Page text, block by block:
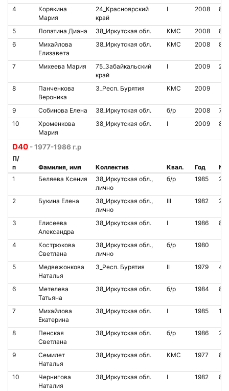
4
Корякина
Мария
24_Красноярский
край
I 2008
5 Лопатина Диана 38_Иркутская обл. КМС 2008
6
Михайлова
Елизавета
38_Иркутская обл. КМС 2008
7 Михеева Мария
75_Забайкальский
край
I 2009
8
Панченкова
Вероника
3_Респ. Бурятия КМС 2009
9 Собинова Елена 38_Иркутская обл. б/р 2008
10
Хроменкова
Мария
38_Иркутская обл. I 2009
D40 - 1977-1986 г.р
П/
п
Фамилия, имя Коллектив Квал. Год
№
1
Беляева Ксения
38_Иркутская обл.,
лично
б/р 1985
2 Букина Елена
38_Иркутская обл.,
лично
III 1982
3
Елисеева
Александра
38_Иркутская обл. I 1986
4
Кострюкова
Светлана
38_Иркутская обл.,
лично
б/р 1980
5
Медвежонкова
Наталья
3_Респ. Бурятия II 1979
6
Метелева
Татьяна
38_Иркутская обл. б/р 1984
7
Михайлова
Екатерина
38_Иркутская обл. I 1985
8
Пенская
Светлана
38_Иркутская обл. б/р 1986
9
Семилет
Наталья
38_Иркутская обл. КМС 1977
10
Чернигова
Наталия
38_Иркутская обл. I 1982